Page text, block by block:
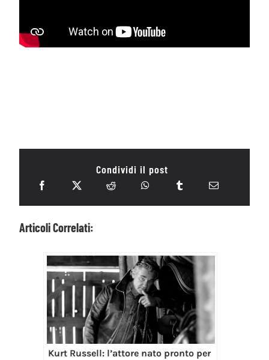
Condividi il post
Articoli Correlati:
Kurt Russell: l’attore nato pronto per